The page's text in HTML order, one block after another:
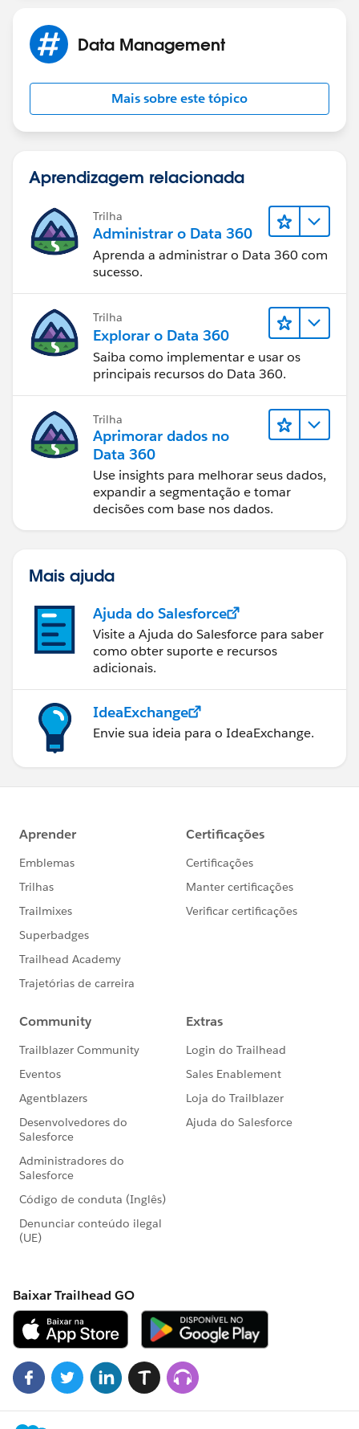
Data Management
Mais sobre este tópico
Aprendizagem relacionada
Trilha
Administrar o Data 360
Aprenda a administrar o Data 360 com
sucesso.
Trilha
Explorar o Data 360
Saiba como implementar e usar os
principais recursos do Data 360.
Trilha
Aprimorar dados no
Data 360
Use insights para melhorar seus dados,
expandir a segmentação e tomar
decisões com base nos dados.
Mais ajuda
Ajuda do Salesforce
Visite a Ajuda do Salesforce para saber
como obter suporte e recursos
adicionais.
IdeaExchange
Envie sua ideia para o IdeaExchange.